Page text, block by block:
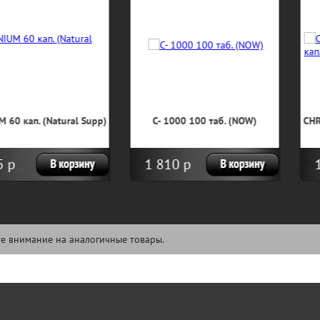
100 таб. (NOW)
CHROMIUM PICOLINATE 100 кап.
1 258 р
внимание на аналогичные товары.